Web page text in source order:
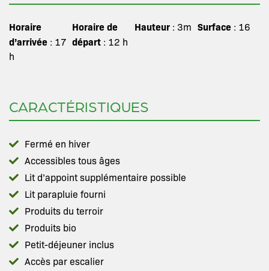
Horaire
d’arrivée : 17
h
Horaire de
départ: 12 h
Hauteur : 3m Surface: 16
CARACTÉRISTIQUES
Fermé en hiver
Accessibles tous âges
Lit d’appoint supplémentaire possible
Lit parapluie fourni
Produits du terroir
Produits bio
Petit-déjeuner inclus
Accès par escalier